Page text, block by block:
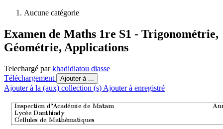
Aucune catégorie
Examen de Maths 1re S1 - Trigonométrie,
Géométrie, Applications
Telechargé parkhadidiatou diasse
Téléchargement
Ajouter à ...
Ajouter à la (aux) collection (s) Ajouter à enregistré
Inspection d’Académie de Matam
Lycée Danthiady
Cellules de Mathématiques